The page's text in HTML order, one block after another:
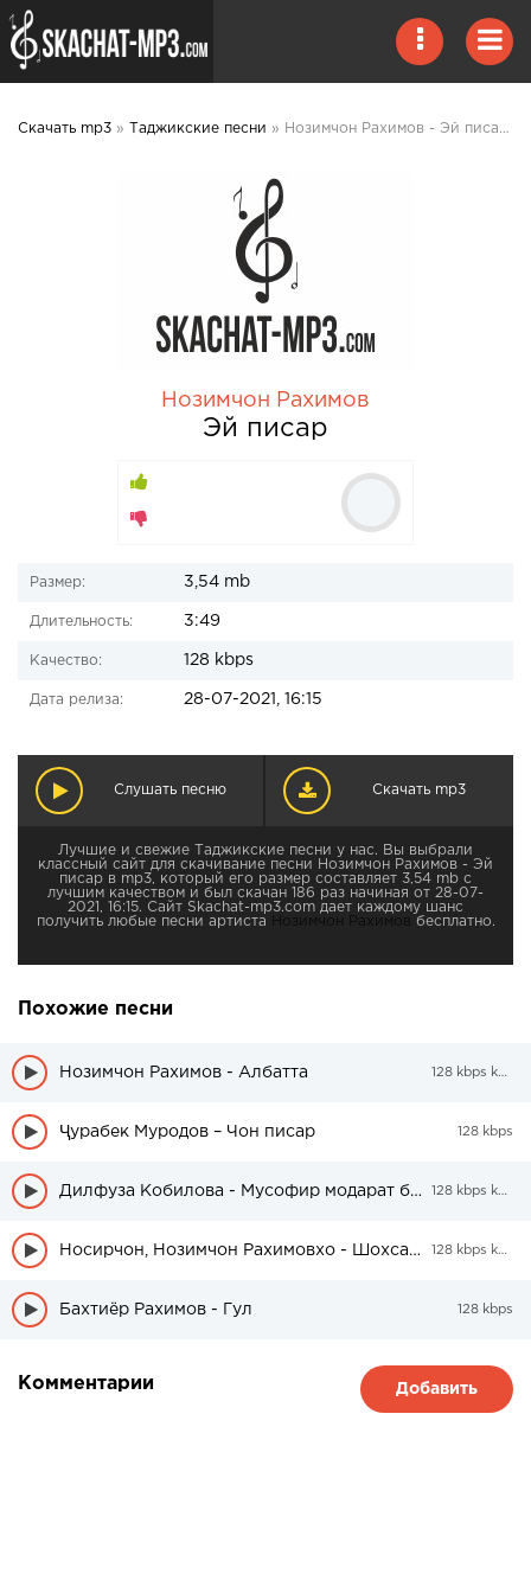
Скачать mp3 » Таджикские песни » Нозимчон Рахимов - Эй писар mp3 скачать
Нозимчон Рахимов
Эй писар
Размер: 3,54 mb
Длительность: 3:49
Качество: 128 kbps
Дата релиза: 28-07-2021, 16:15
Слушать песню Скачать mp3
Лучшие и свежие Таджикские песни у нас. Вы выбрали
классный сайт для скачивание песни Нозимчон Рахимов - Эй
писар в mp3, который его размер составляет 3,54 mb с
лучшим качеством и был скачан 186 раз начиная от 28-07-
2021, 16:15. Сайт Skachat-mp3.com дает каждому шанс
получить любые песни артиста
Нозимчон Рахимов бесплатно.
Похожие песни
Нозимчон Рахимов - Албатта 128 kbps kbps
Ҷурабек Муродов – Чон писар 128 kbps
Дилфуза Кобилова - Мусофир модарат бубахшо писар 128 kbps kbps
Носирчон, Нозимчон Рахимовхо - Шохсанам 128 kbps kbps
Бахтиёр Рахимов - Гул 128 kbps
Комментарии Добавить